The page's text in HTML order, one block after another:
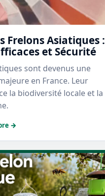
Frelons Asiatiques :
et Sécurité
sont devenus une
en France. Leur
la biodiversité locale et la
→